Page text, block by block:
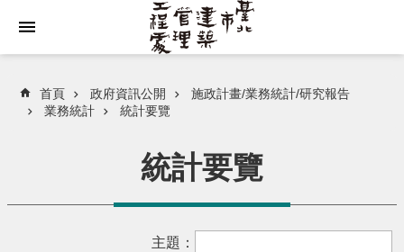
首頁 政府資訊公開
施政計畫/業務統計/研究報告
業務統計
統計要覽
統計要覽
主題：